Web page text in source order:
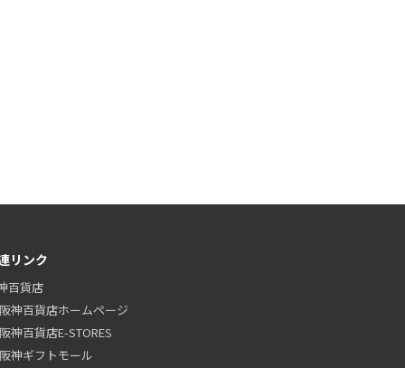
リンク
百貨店
阪神百貨店ホームページ
阪神百貨店E-STORES
阪神ギフトモール